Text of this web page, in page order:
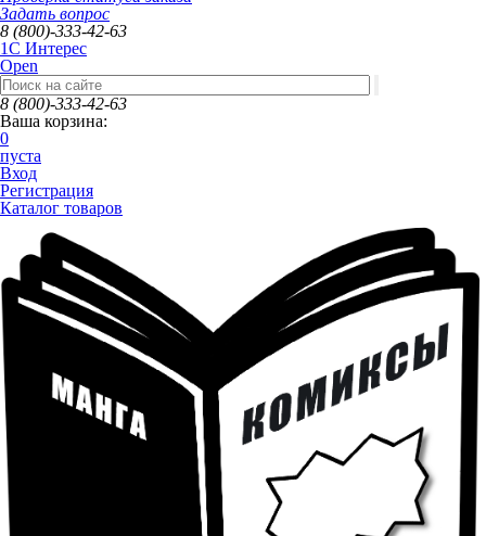
Задать вопрос
8 (800)-333-42-63
1C Интерес
Open
8 (800)-333-42-63
Ваша корзина:
0
пуста
Вход
Регистрация
Каталог товаров